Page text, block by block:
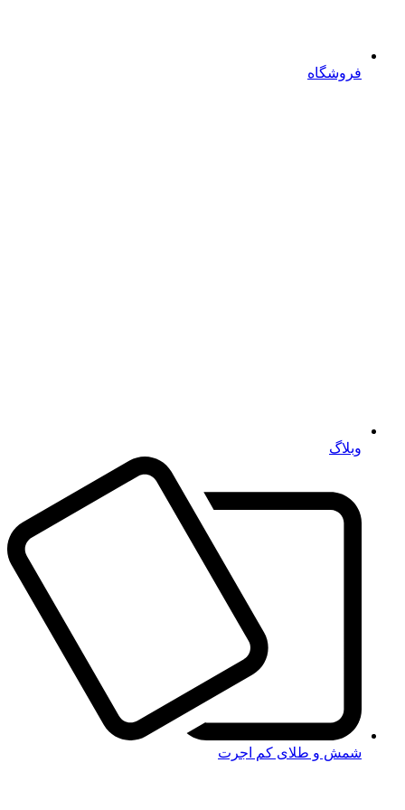
فروشگاه
وبلاگ
شمش و طلای کم اجرت